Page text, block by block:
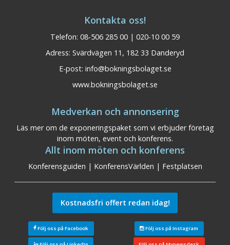
Kontakta oss!
Telefon: 08-506 285 00 | 020-10 00 59
Adress: Svärdvägen 11, 182 33 Danderyd
E-post: info@bokningsbolaget.se
www.bokningsbolaget.se
Medverkan och annonsering
Läs mer om de exponeringspaket som vi erbjuder företag
inom möten, event och konferens.
Allt inom möten och konferens
Konferensguiden | KonferensVärlden | Festplatsen
Kostnadsfri offert redan idag!
Följ oss på Facebook Följ oss på Instagram